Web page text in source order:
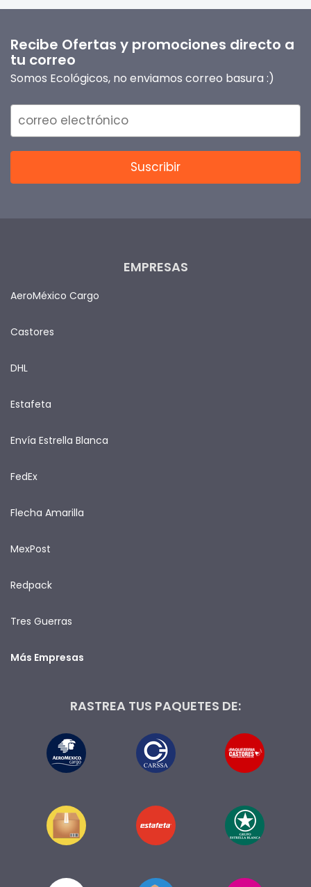
Recibe Ofertas y promociones directo a
tu correo
Somos Ecológicos, no enviamos correo basura :)
EMPRESAS
AeroMéxico Cargo
Castores
DHL
Estafeta
Envía Estrella Blanca
FedEx
Flecha Amarilla
MexPost
Redpack
Tres Guerras
Más Empresas
RASTREA TUS PAQUETES DE: